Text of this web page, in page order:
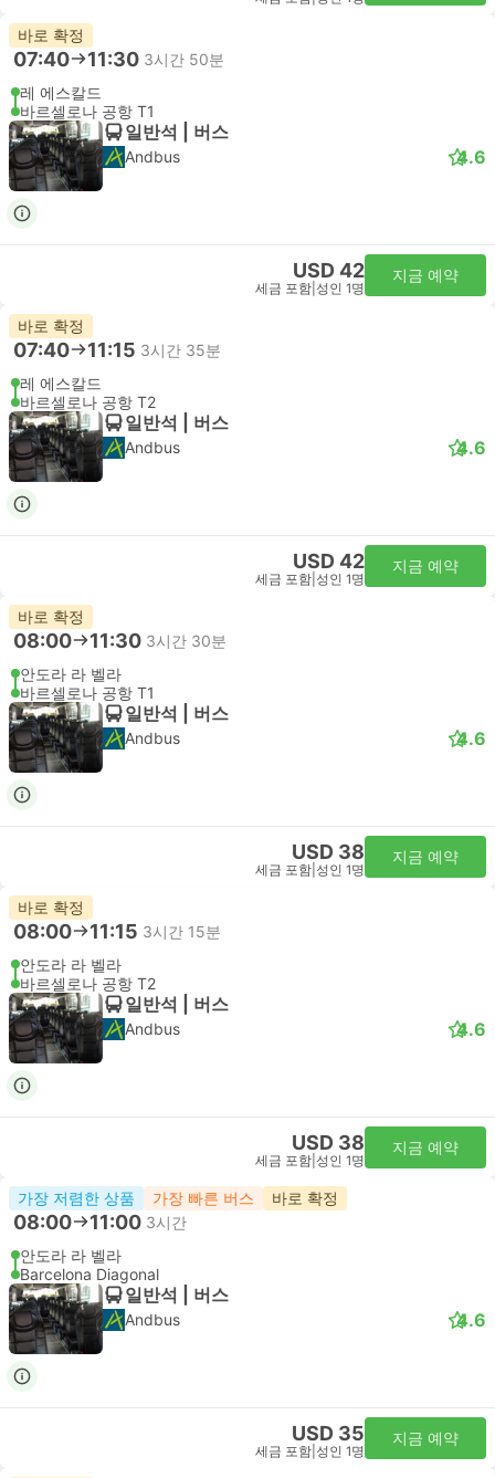
바로 확정
07:40 11:30 3시간 50분
레 에스칼드
바르셀로나 공항 T1
일반석 | 버스
Andbus 4.6
USD 42
세금 포함 성인 1명
지금 예약
바로 확정
07:40 11:15 3시간 35분
레 에스칼드
바르셀로나 공항 T2
일반석 | 버스
Andbus 4.6
USD 42
세금 포함 성인 1명
지금 예약
바로 확정
08:00 11:30 3시간 30분
안도라 라 벨라
바르셀로나 공항 T1
일반석 | 버스
Andbus 4.6
USD 38
세금 포함 성인 1명
지금 예약
바로 확정
08:00 11:15 3시간 15분
안도라 라 벨라
바르셀로나 공항 T2
일반석 | 버스
Andbus 4.6
USD 38
세금 포함 성인 1명
지금 예약
가장 저렴한 상품 가장 빠른 버스 바로 확정
08:00 11:00 3시간
안도라 라 벨라
Barcelona Diagonal
일반석 | 버스
Andbus 4.6
USD 35
세금 포함 성인 1명
지금 예약